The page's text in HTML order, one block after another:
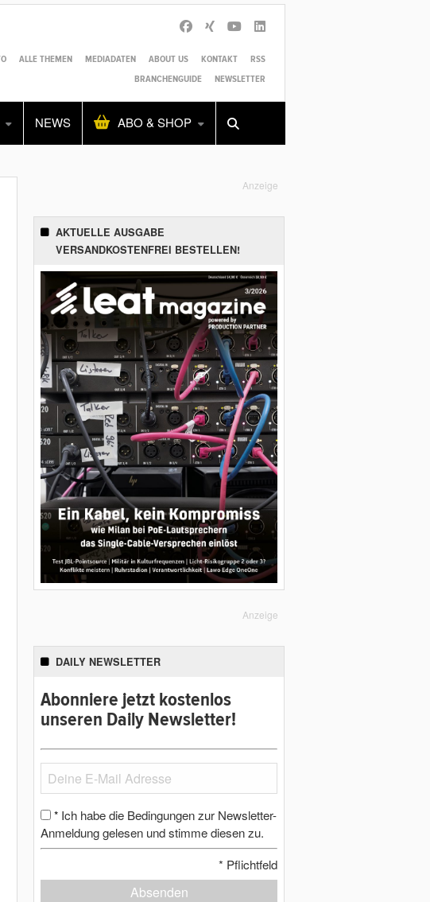
ALLE THEMEN MEDIADATEN ABOUT US KONTAKT
RSS
BRANCHENGUIDE
NEWSLETTER
NEWS ABO & SHOP
Alles Shop SUCHEN
Anzeige
AKTUELLE AUSGABE
VERSANDKOSTENFREI BESTELLEN!
Anzeige
DAILY NEWSLETTER
Abonniere jetzt kostenlos
unseren Daily Newsletter!
* Ich habe die Bedingungen zur Newsletter-
Anmeldung gelesen und stimme diesen zu.
* Pflichtfeld
Absenden